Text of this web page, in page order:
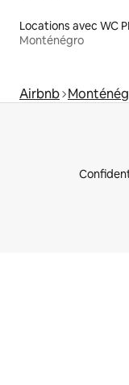
Locations avec WC
Monténégro
Airbnb